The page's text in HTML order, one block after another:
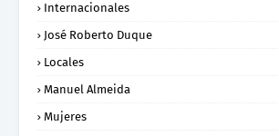
Internacionales
José Roberto Duque
Locales
Manuel Almeida
Mujeres